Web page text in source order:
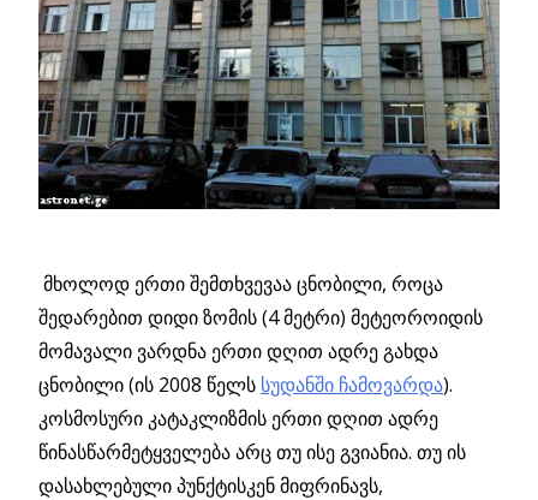
მხოლოდ ერთი შემთხვევაა ცნობილი, როცა
შედარებით დიდი ზომის (4 მეტრი) მეტეოროიდის
მომავალი ვარდნა ერთი დღით ადრე გახდა
ცნობილი (ის 2008 წელს სუდანში ჩამოვარდა).
კოსმოსური კატაკლიზმის ერთი დღით ადრე
წინასწარმეტყველება არც თუ ისე გვიანია. თუ ის
დასახლებული პუნქტისკენ მიფრინავს,